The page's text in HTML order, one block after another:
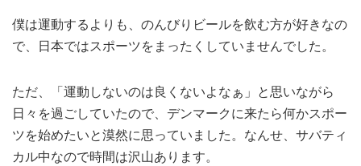
僕は運動するよりも、のんびりビールを飲む方が好きなの
で、日本ではスポーツをまったくしていませんでした。
ただ、「運動しないのは良くないよなぁ」と思いながら
日々を過ごしていたので、デンマークに来たら何かスポー
ツを始めたいと漠然に思っていました。なんせ、サバティ
カル中なので時間は沢山あります。